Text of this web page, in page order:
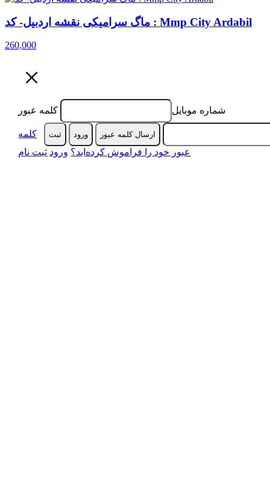
ماگ سرامیکی نقشه اردبیل- کد : Mmp City Ardabil
260,000
×
شماره موبایل کلمه عبور
ارسال کلمه عبور ورود ثبت‌
کلمه
عبور خود را فراموش کرده‌اید؟ ورود ثبت نام